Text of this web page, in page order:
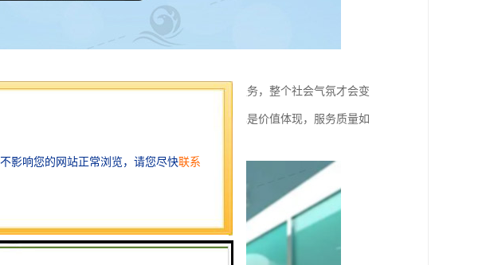
愿意与不愿意的问题，只有发自内心的为他人服务，整个社会气氛才会变
变。高质量为提供服务，是初衷与本职工作，也是价值体现，服务质量如
可以通过评价器上的满意度来体现。